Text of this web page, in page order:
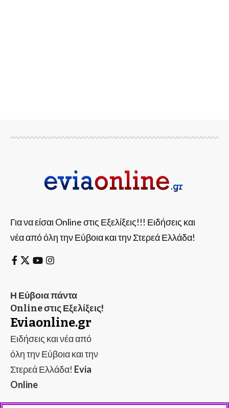
Για να είσαι Online στις Εξελίξεις!!! Ειδήσεις και
νέα από όλη την Εύβοια και την Στερεά Ελλάδα!
Η Εύβοια πάντα
Online στις Εξελίξεις!
Eviaonline.gr
Ειδήσεις και νέα από
όλη την Εύβοια και την
Στερεά Ελλάδα! Evia
Online